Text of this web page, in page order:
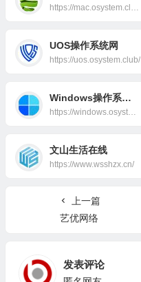
https://mac.osystem.club/
UOS操作系统网
https://uos.osystem.club/
Windows操作系统网
https://windows.osystem.club/
文山生活在线
https://www.wsshzx.cn/
上一篇
艺优网络
发表评论